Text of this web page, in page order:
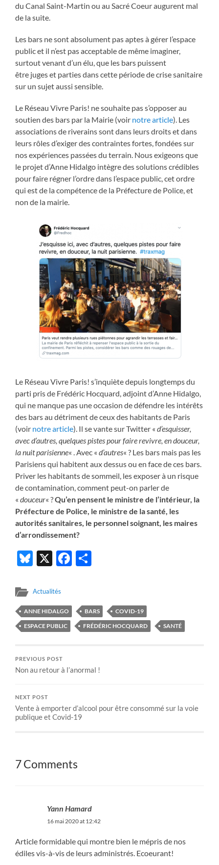
du Canal Saint-Martin ou au Sacré Coeur augurent mal
de la suite.
Les bars ne sont absolument pas aptes à gérer l’espace
public et il n’est pas acceptable de même imaginer,
surtout venant d’un élu, que les bars puissent
être juges et parties dans cette période de crise sanitaire
sur un sujet aussi sensible.
Le Réseau Vivre Paris! ne souhaite pas s’opposer au
soutien des bars par la Mairie (voir notre article). Les
associations de riverains sont dans leurs droits et dans
leurs rôles d’exiger des contraintes fortes, fondées sur
nos expériences passées du terrain. Nous exigeons que
le projet d’Anne Hidalgo intègre des solutions crédibles
pour faire régner l’ordre dans l’espace public, cet ordre
qui est de la compétence de la Préfecture de Police, et
non de la mairie.
Le Réseau Vivre Paris! s’inquiète depuis longtemps du
parti pris de Frédéric Hocquard, adjoint d’Anne Hidalgo,
qui ne manque pas une occasion de défendre les intérêts
des bars au détriment de ceux des habitants de Paris
(voir notre article). Il se vante sur Twitter «d’esquisser,
avec d’autres, quelques pistes pour faire revivre, en douceur,
la nuit parisienne« . Avec «d’autres« ? Les bars mais pas les
Parisiens qui habitent aux dessus ou en face de ces bars.
Priver les habitants de sommeil, les exposer à un risque
de contamination, comment peut-on parler de
«douceur« ?Qu’en pensent le ministre de l’intérieur, la
Préfecture de Police, le ministre de la santé, les
autorités sanitaires, le personnel soignant, les maires
d’arrondissement?
Bluesky
X Facebook
Actualités
ANNE HIDALGO BARS
COVID-19
ESPACE PUBLIC
FRÉDÉRIC HOCQUARD SANTÉ
PREVIOUS POST
Non au retour à l’anormal !
NEXT POST
Vente à emporter d’alcool pour être consommé sur la voie
publique et Covid-19
7 Comments
Yann Hamard
16 mai 2020 at 12:42
Article formidable qui montre bien le mépris de nos
édiles vis-à-vis de leurs administrés. Ecoeurant!